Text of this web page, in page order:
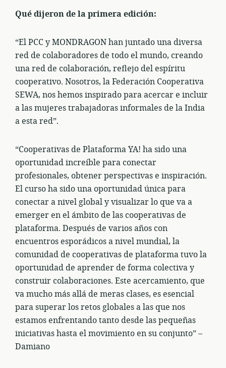
Qué dijeron de la primera edición:
“El PCC y MONDRAGON han juntado una diversa
red de colaboradores de todo el mundo, creando
una red de colaboración, reflejo del espíritu
cooperativo. Nosotros, la Federación Cooperativa
SEWA, nos hemos inspirado para acercar e incluir
a las mujeres trabajadoras informales de la India
a esta red”.
“Cooperativas de Plataforma YA! ha sido una
oportunidad increíble para conectar
profesionales, obtener perspectivas e inspiración.
El curso ha sido una oportunidad única para
conectar a nivel global y visualizar lo que va a
emerger en el ámbito de las cooperativas de
plataforma. Después de varios años con
encuentros esporádicos a nivel mundial, la
comunidad de cooperativas de plataforma tuvo la
oportunidad de aprender de forma colectiva y
construir colaboraciones. Este acercamiento, que
va mucho más allá de meras clases, es esencial
para superar los retos globales a las que nos
estamos enfrentando tanto desde las pequeñas
iniciativas hasta el movimiento en su conjunto” –
Damiano